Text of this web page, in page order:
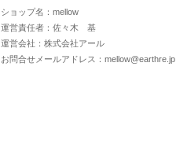
ショップ名：mellow
運営責任者：佐々木 基
運営会社：株式会社アール
お問合せメールアドレス：mellow@earthre.jp